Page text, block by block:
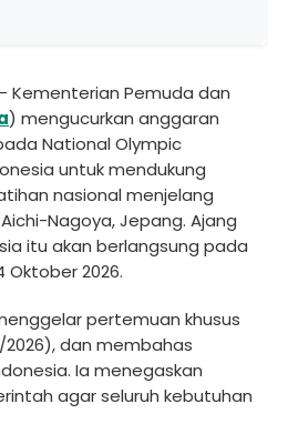
- Kementerian Pemuda dan
) mengucurkan anggaran
National Olympic
untuk mendukung
nasional menjelang
Nagoya, Jepang. Ajang
itu akan berlangsung pada
Oktober 2026.
pertemuan khusus
2026), dan membahas
Ia menegaskan
agar seluruh kebutuhan